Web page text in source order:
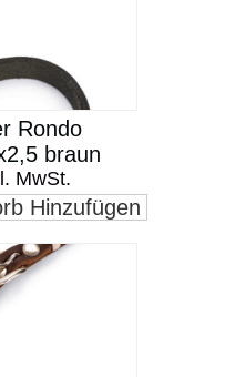
Rondo
braun
MwSt.
Hinzufügen